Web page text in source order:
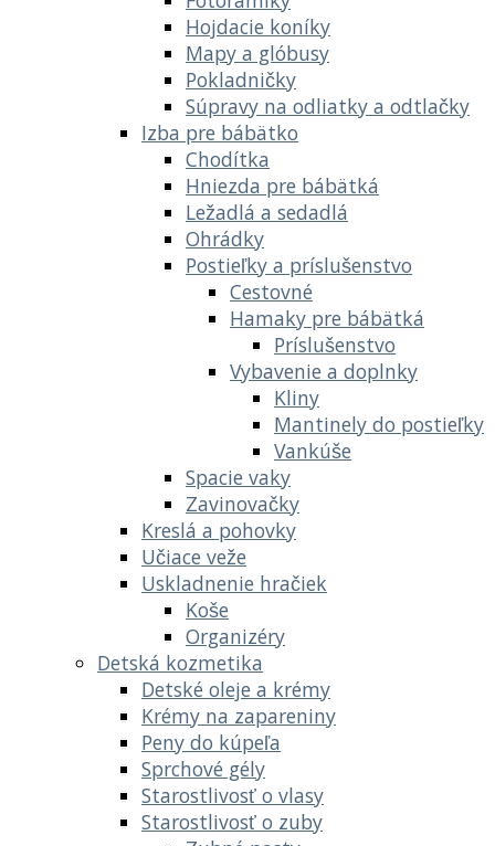
Hojdacie koníky
Mapy a glóbusy
Pokladničky
Súpravy na odliatky a odtlačky
Izba pre bábätko
Chodítka
Hniezda pre bábätká
Ležadlá a sedadlá
Ohrádky
Postieľky a príslušenstvo
Cestovné
Hamaky pre bábätká
Príslušenstvo
Vybavenie a doplnky
Kliny
Mantinely do postieľky
Vankúše
Spacie vaky
Zavinovačky
Kreslá a pohovky
Učiace veže
Uskladnenie hračiek
Koše
Organizéry
Detská kozmetika
Detské oleje a krémy
Krémy na zapareniny
Peny do kúpeľa
Sprchové gély
Starostlivosť o vlasy
Starostlivosť o zuby